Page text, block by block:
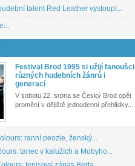
talent Red Leather vystoupí...
Festival Brod 1995 si užijí fanoušci
různých hudebních žánrů i
generací
V sobotu 22. srpna se Český Brod opět
promění v dějiště jednodenní přehlídky...
ranní peozie, ženský...
tanec v kalužích a Mobyho...